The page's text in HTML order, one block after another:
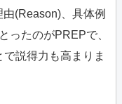
(Reason)、具体例
ったのがPREPで、
説得力も高まりま